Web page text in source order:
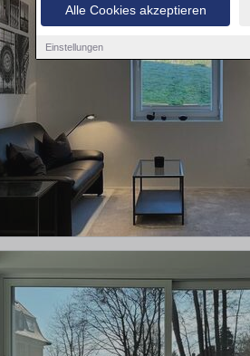
Alle Cookies akzeptieren
Einstellungen